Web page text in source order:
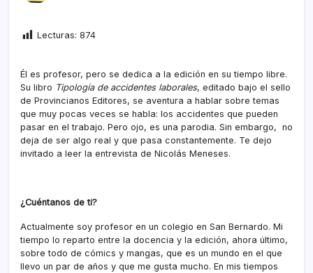
Lecturas: 874
Él es profesor, pero se dedica a la edición en su tiempo libre.
Su libro Tipología de accidentes laborales, editado bajo el sello
de Provincianos Editores, se aventura a hablar sobre temas
que muy pocas veces se habla: los accidentes que pueden
pasar en el trabajo. Pero ojo, es una parodia. Sin embargo, no
deja de ser algo real y que pasa constantemente. Te dejo
invitado a leer la entrevista de Nicolás Meneses.
¿Cuéntanos de ti?
Actualmente soy profesor en un colegio en San Bernardo. Mi
tiempo lo reparto entre la docencia y la edición, ahora último,
sobre todo de cómics y mangas, que es un mundo en el que
llevo un par de años y que me gusta mucho. En mis tiempos